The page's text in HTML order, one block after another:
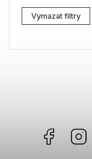
Lacoste
Marc Jacobs
Vymazat filtry